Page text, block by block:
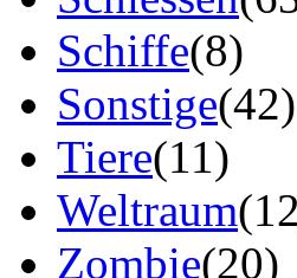
Schiffe(8)
Sonstige(42)
Tiere(11)
Weltraum
Zombie(20)